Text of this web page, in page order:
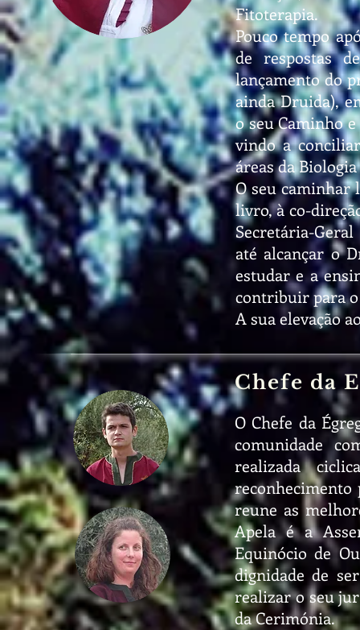
Fitoterapia.
Pouco tempo
de respostas
lançamento do
ainda Druida),
o seu Caminho
vindo a
áreas da
O seu caminhar
livro, à co-
Secretária-
até alcançar o
estudar e a
contribuir para
A sua elevação
Chefe da
O Chefe da
comunidade
realizada
reconhecimento
reune as
Apela é a
Equinócio de
dignidade de
realizar o seu
da Cerimónia.